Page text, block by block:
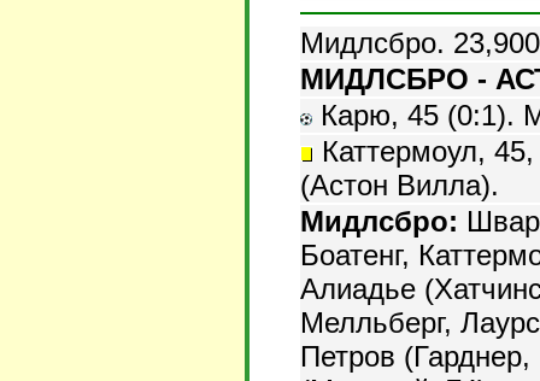
Мидлсбро.
МИДЛСБРО -
Карю, 45 (0:1).
Каттермоул,
(Астон Вилла).
Мидлсбро:
Боатенг,
Алиадье
Мелльберг,
Петров